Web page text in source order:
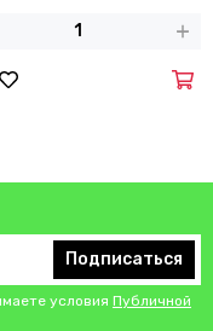
Подписаться
условия Публичной